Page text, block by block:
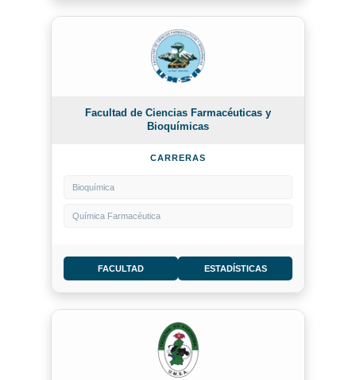
Facultad de Ciencias Farmacéuticas y
Bioquímicas
CARRERAS
Bioquímica
Química Farmacéutica
FACULTAD ESTADÍSTICAS